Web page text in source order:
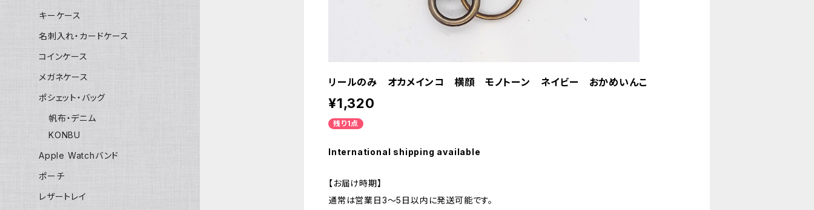
リールのみ オカメインコ 横顔 モノトーン ネイビー おかめいんこ
¥1,320
残り1点
International shipping available
【お届け時期】
通常は営業日3〜5日以内に発送可能です。
キーケース
名刺入れ・カードケース
コインケース
メガネケース
ポシェット・バッグ
帆布・デニム
KONBU
Apple Watchバンド
ポーチ
レザートレイ